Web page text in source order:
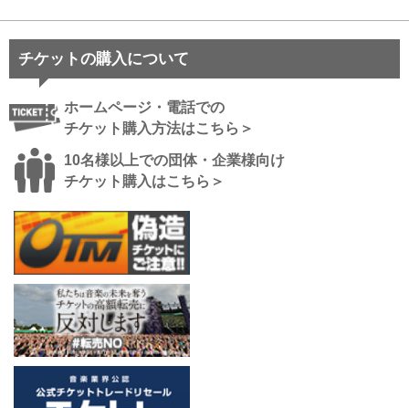
チケットの購入について
ホームページ・電話での
チケット購入方法はこちら＞
10名様以上での団体・企業様向け
チケット購入はこちら＞